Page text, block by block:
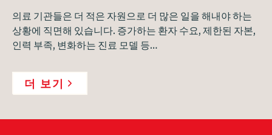
의료 기관들은 더 적은 자원으로 더 많은 일을 해내야 하는
상황에 직면해 있습니다. 증가하는 환자 수요, 제한된 자본,
인력 부족, 변화하는 진료 모델 등…
더 보기